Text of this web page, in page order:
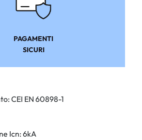
PAGAMENTI
SICURI
CEI EN 60898-1
Icn: 6kA